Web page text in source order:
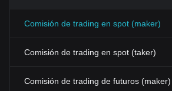
Comisión de trading en spot (maker)
Comisión de trading en spot (taker)
Comisión de trading de futuros (maker)